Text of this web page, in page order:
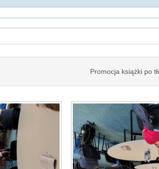
Promocja książki po